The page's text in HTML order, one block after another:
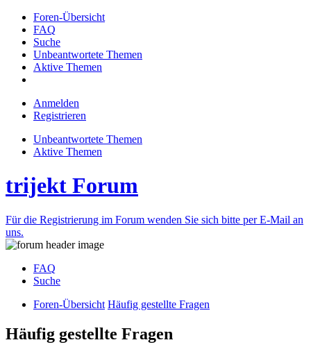
Foren-Übersicht
FAQ
Suche
Unbeantwortete Themen
Aktive Themen
Anmelden
Registrieren
Unbeantwortete Themen
Aktive Themen
trijekt Forum
Für die Registrierung im Forum wenden Sie sich bitte per E-Mail an
uns.
FAQ
Suche
Foren-Übersicht Häufig gestellte Fragen
Häufig gestellte Fragen